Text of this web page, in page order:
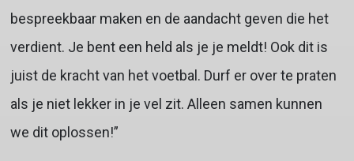
bespreekbaar maken en de aandacht geven die het
verdient. Je bent een held als je je meldt! Ook dit is
juist de kracht van het voetbal. Durf er over te praten
als je niet lekker in je vel zit. Alleen samen kunnen
we dit oplossen!”